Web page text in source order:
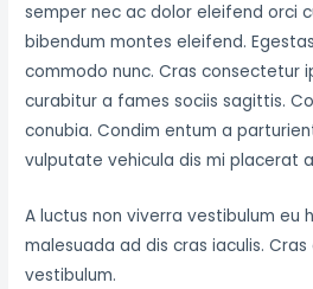
semper nec ac dolor eleifend orci
bibendum montes eleifend.
commodo nunc. Cras consectetur
curabitur a fames sociis sagittis.
conubia. Condim entum a
vulputate vehicula dis mi placerat
A luctus non viverra vestibulum eu
malesuada ad dis cras iaculis.
vestibulum.